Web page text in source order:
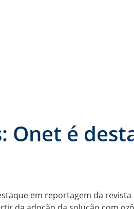
Onet é
em reportagem da